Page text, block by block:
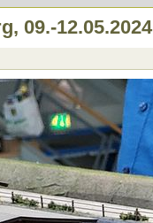
09.-12.05.2024